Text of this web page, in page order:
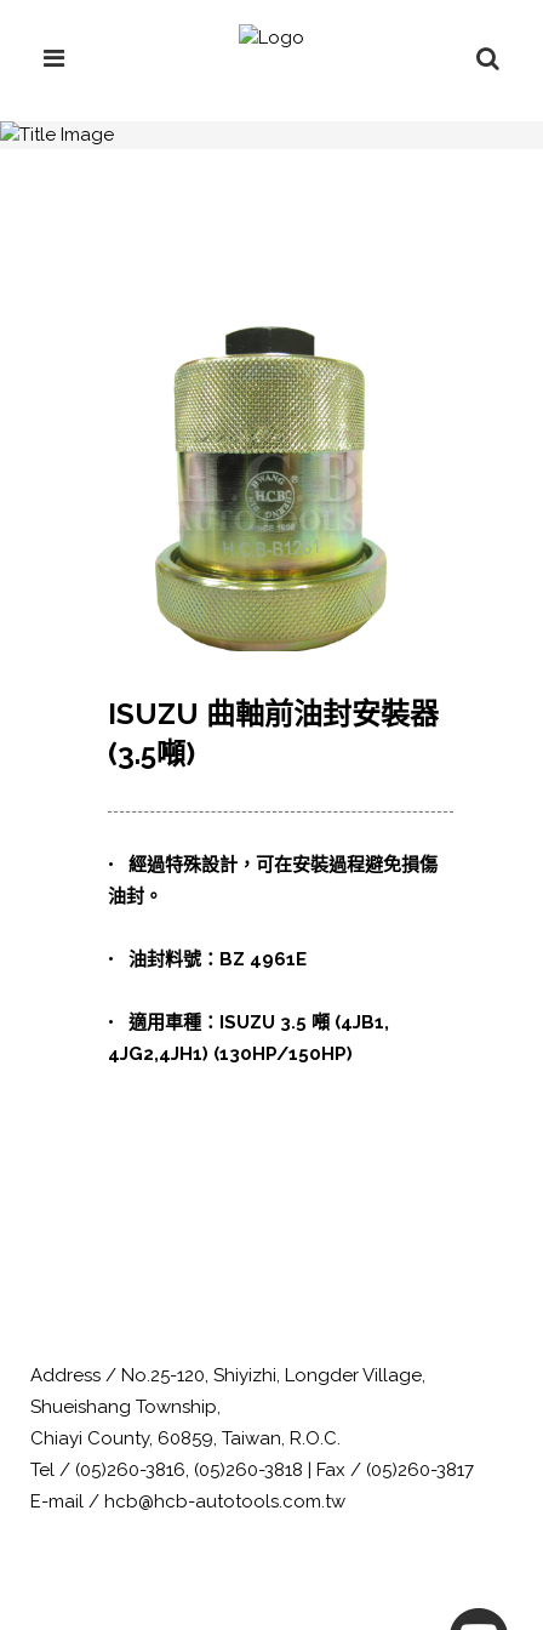
ISUZU 曲軸前油封安裝器
(3.5噸)
• 經過特殊設計，可在安裝過程避免損傷
油封。
• 油封料號：BZ 4961E
• 適用車種：ISUZU 3.5 噸 (4JB1,
4JG2,4JH1) (130HP/150HP)
Address / No.25-120, Shiyizhi, Longder Village,
Shueishang Township,
Chiayi County, 60859, Taiwan, R.O.C.
Tel / (05)260-3816, (05)260-3818 | Fax / (05)260-3817
E-mail / hcb@hcb-autotools.com.tw